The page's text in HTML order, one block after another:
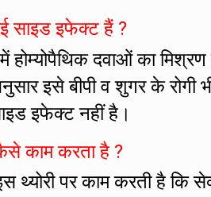
साइड इफेक्ट हैं ?
होम्योपैथिक दवाओं का
इसे बीपी व शुगर के
इफेक्ट नहीं है।
काम करता है ?
थ्योरी पर काम करती है कि